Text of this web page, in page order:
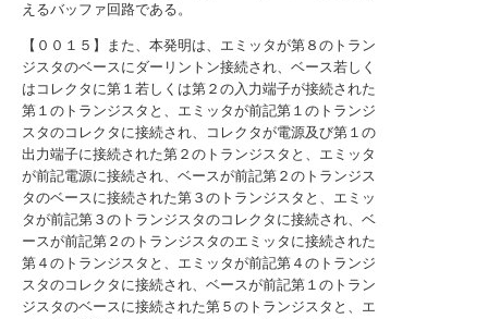
えるバッファ回路である。
【００１５】また、本発明は、エミッタが第８のトラン
ジスタのベースにダーリントン接続され、ベース若しく
はコレクタに第１若しくは第２の入力端子が接続された
第１のトランジスタと、エミッタが前記第１のトランジ
スタのコレクタに接続され、コレクタが電源及び第１の
出力端子に接続された第２のトランジスタと、エミッタ
が前記電源に接続され、ベースが前記第２のトランジス
タのベースに接続された第３のトランジスタと、エミッ
タが前記第３のトランジスタのコレクタに接続され、ベ
ースが前記第２のトランジスタのエミッタに接続された
第４のトランジスタと、エミッタが前記第４のトランジ
スタのコレクタに接続され、ベースが前記第１のトラン
ジスタのベースに接続された第５のトランジスタと、エ